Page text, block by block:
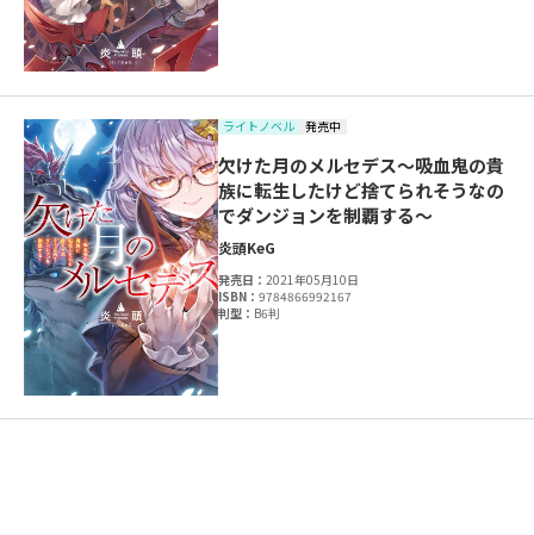
ライトノベル 発売中
欠けた月のメルセデス～吸血鬼の貴
族に転生したけど捨てられそうなの
でダンジョンを制覇する～
炎頭KeG
発売日：2021年05月10日
ISBN：9784866992167
判型： B6判